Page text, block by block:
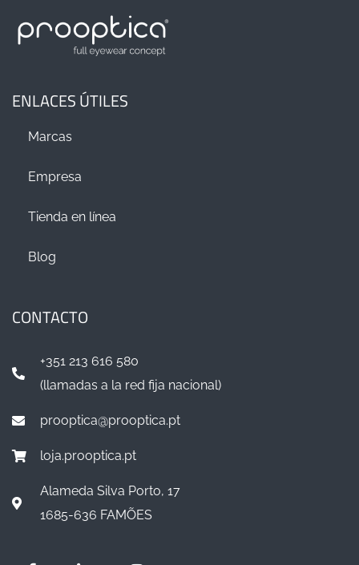
ENLACES ÚTILES
Marcas
Empresa
Tienda en línea
Blog
CONTACTO
+351 213 616 580
(llamadas a la red fija nacional)
prooptica@prooptica.pt
loja.prooptica.pt
Alameda Silva Porto, 17
1685-636 FAMÕES